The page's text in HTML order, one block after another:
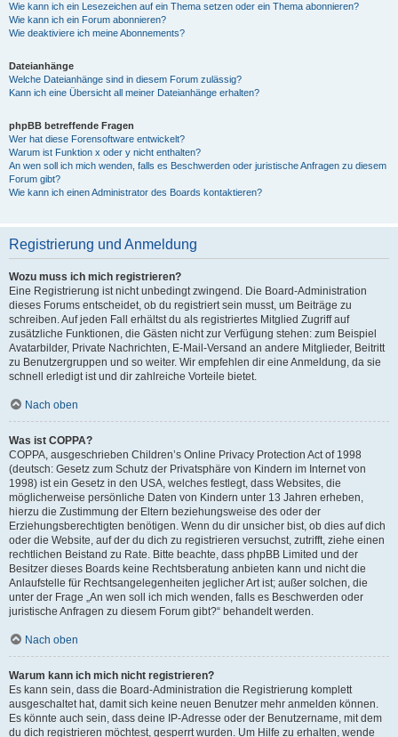
Wie kann ich ein Lesezeichen auf ein Thema setzen oder ein Thema abonnieren?
Wie kann ich ein Forum abonnieren?
Wie deaktiviere ich meine Abonnements?
Dateianhänge
Welche Dateianhänge sind in diesem Forum zulässig?
Kann ich eine Übersicht all meiner Dateianhänge erhalten?
phpBB betreffende Fragen
Wer hat diese Forensoftware entwickelt?
Warum ist Funktion x oder y nicht enthalten?
An wen soll ich mich wenden, falls es Beschwerden oder juristische Anfragen zu diesem
Forum gibt?
Wie kann ich einen Administrator des Boards kontaktieren?
Registrierung und Anmeldung
Wozu muss ich mich registrieren?
Eine Registrierung ist nicht unbedingt zwingend. Die Board-Administration
dieses Forums entscheidet, ob du registriert sein musst, um Beiträge zu
schreiben. Auf jeden Fall erhältst du als registriertes Mitglied Zugriff auf
zusätzliche Funktionen, die Gästen nicht zur Verfügung stehen: zum Beispiel
Avatarbilder, Private Nachrichten, E-Mail-Versand an andere Mitglieder, Beitritt
zu Benutzergruppen und so weiter. Wir empfehlen dir eine Anmeldung, da sie
schnell erledigt ist und dir zahlreiche Vorteile bietet.
Nach oben
Was ist COPPA?
COPPA, ausgeschrieben Children’s Online Privacy Protection Act of 1998
(deutsch: Gesetz zum Schutz der Privatsphäre von Kindern im Internet von
1998) ist ein Gesetz in den USA, welches festlegt, dass Websites, die
möglicherweise persönliche Daten von Kindern unter 13 Jahren erheben,
hierzu die Zustimmung der Eltern beziehungsweise des oder der
Erziehungsberechtigten benötigen. Wenn du dir unsicher bist, ob dies auf dich
oder die Website, auf der du dich zu registrieren versuchst, zutrifft, ziehe einen
rechtlichen Beistand zu Rate. Bitte beachte, dass phpBB Limited und der
Besitzer dieses Boards keine Rechtsberatung anbieten kann und nicht die
Anlaufstelle für Rechtsangelegenheiten jeglicher Art ist; außer solchen, die
unter der Frage „An wen soll ich mich wenden, falls es Beschwerden oder
juristische Anfragen zu diesem Forum gibt?“ behandelt werden.
Nach oben
Warum kann ich mich nicht registrieren?
Es kann sein, dass die Board-Administration die Registrierung komplett
ausgeschaltet hat, damit sich keine neuen Benutzer mehr anmelden können.
Es könnte auch sein, dass deine IP-Adresse oder der Benutzername, mit dem
du dich registrieren möchtest, gesperrt wurden. Um Hilfe zu erhalten, wende